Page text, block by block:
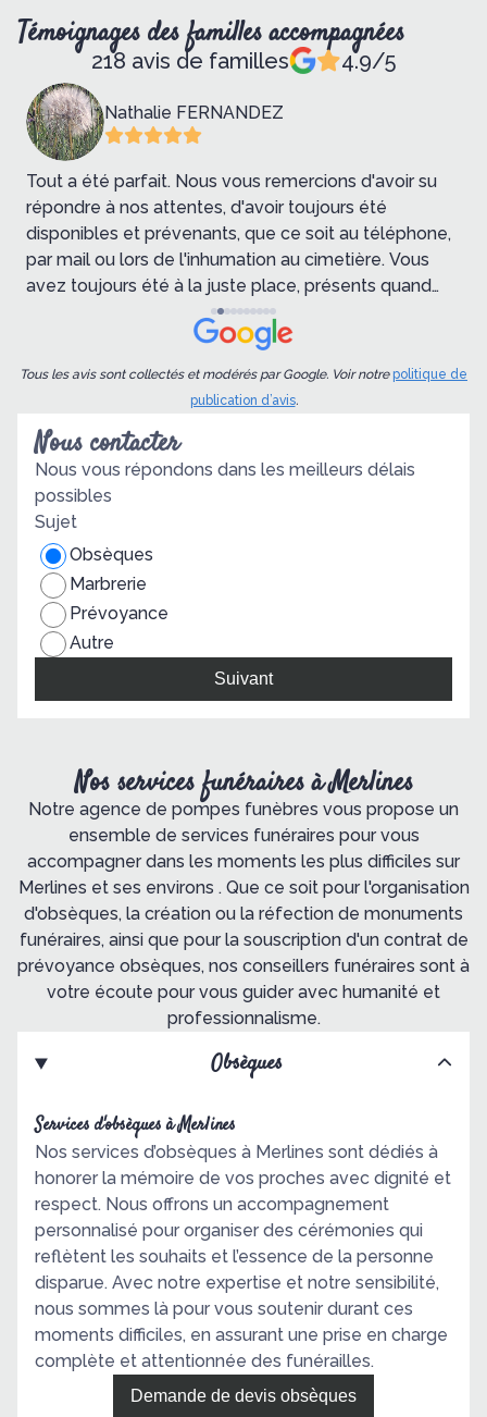
Témoignages des familles accompagnées
218 avis de familles 4.9/5
Nathalie FERNANDEZ
Tout a été parfait. Nous vous remercions d'avoir su
répondre à nos attentes, d'avoir toujours été
disponibles et prévenants, que ce soit au téléphone,
par mail ou lors de l'inhumation au cimetière. Vous
avez toujours été à la juste place, présents quand
c'était nécessaire, discrets quand il le fallait. La
pratique quotidienne de votre métier est
certainement exigeante et difficile, mais soyez
assurés que vous faites une vraie différence dans la
Tous les avis sont collectés et modérés par Google. Voir notrepolitique de
publication d’avis.
Nous contacter
Nous vous répondons dans les meilleurs délais
possibles
Sujet
Obsèques
Marbrerie
Prévoyance
Autre
Suivant
Nos services funéraires à Merlines
Notre agence de pompes funèbres vous propose un
ensemble de services funéraires pour vous
accompagner dans les moments les plus difficiles sur
Merlines et ses environs . Que ce soit pour l'organisation
d'obsèques, la création ou la réfection de monuments
funéraires, ainsi que pour la souscription d'un contrat de
prévoyance obsèques, nos conseillers funéraires sont à
votre écoute pour vous guider avec humanité et
professionnalisme.
Obsèques
Services d'obsèques à Merlines
Nos services d’obsèques à Merlines sont dédiés à
honorer la mémoire de vos proches avec dignité et
respect. Nous offrons un accompagnement
personnalisé pour organiser des cérémonies qui
reflètent les souhaits et l’essence de la personne
disparue. Avec notre expertise et notre sensibilité,
nous sommes là pour vous soutenir durant ces
moments difficiles, en assurant une prise en charge
complète et attentionnée des funérailles.
Demande de devis obsèques